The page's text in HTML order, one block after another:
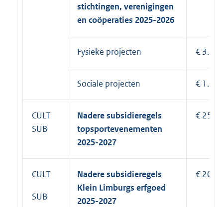
stichtingen, verenigingen
en coöperaties 2025-2026
Fysieke projecten €
Sociale projecten €
CULT
SUB
Nadere subsidieregels
topsportevenementen
2025-2027
€
CULT
SUB
Nadere subsidieregels
Klein Limburgs erfgoed
2025-2027
€